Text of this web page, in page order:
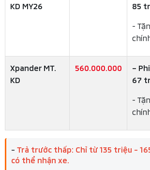
KD MY26
85
-
Xpander MT.
KD
560.000.000
–
67
-
- Trả trước thấp: Chỉ từ 135 triệu -
có thể nhận xe.